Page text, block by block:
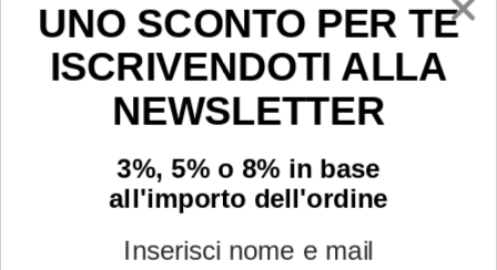
Youtube
UNO SCONTO PER TE
ISCRIVENDOTI ALLA
NEWSLETTER
3%, 5% o 8% in base
all'importo dell'ordine
Inserisci nome e mail